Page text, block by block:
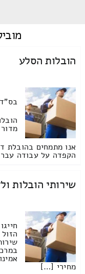
הובלות הסלע
בס"ד
אנו מתמחים בהובלת
הקפדה על עבודה
שירותי הובלות
מחירי […]